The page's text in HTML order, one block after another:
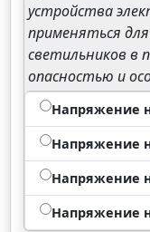
устройства
применяться
светильников в
опасностью и
Напряжение
Напряжение
Напряжение
Напряжение